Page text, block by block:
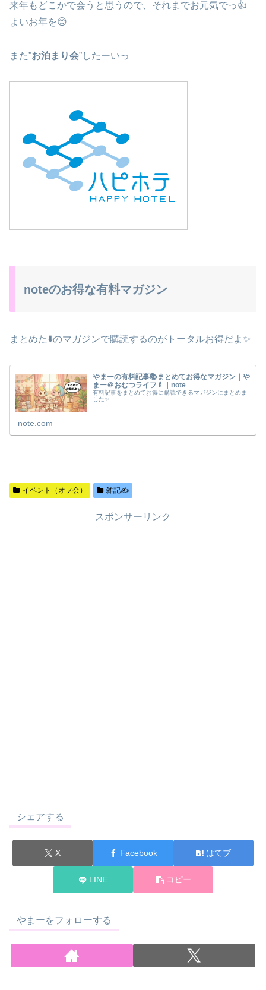
来年もどこかで会うと思うので、それまでお元気でっ👍
よいお年を😊
また”お泊まり会”したーいっ
noteのお得な有料マガジン
まとめた⬇️のマガジンで購読するのがトータルお得だよ✨
やまーの有料記事📚まとめてお得なマガジン｜や
まー＠おむつライフ🍼｜note
有料記事をまとめてお得に購読できるマガジンにまとめま
した✨
note.com
イベント（オフ会） 雑記✍️
スポンサーリンク
シェアする
X Facebook はてブ
LINE コピー
やまーをフォローする